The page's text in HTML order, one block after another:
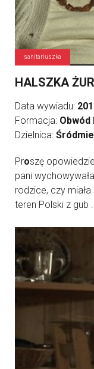
sanitariuszka
HALSZKA
Data wywiadu:
Formacja: Obwód
Dzielnica:
Proszę
pani
rodzice, czy
teren Polski z gub